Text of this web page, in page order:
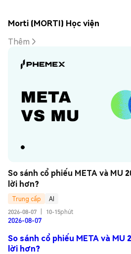
Morti (MORTI) Học viện
Thêm
So sánh cổ phiếu META và MU
lời hơn?
Trung cấp
AI
2026-08-07
10-15phút
2026-08-07
So sánh cổ phiếu META và MU
lời hơn?